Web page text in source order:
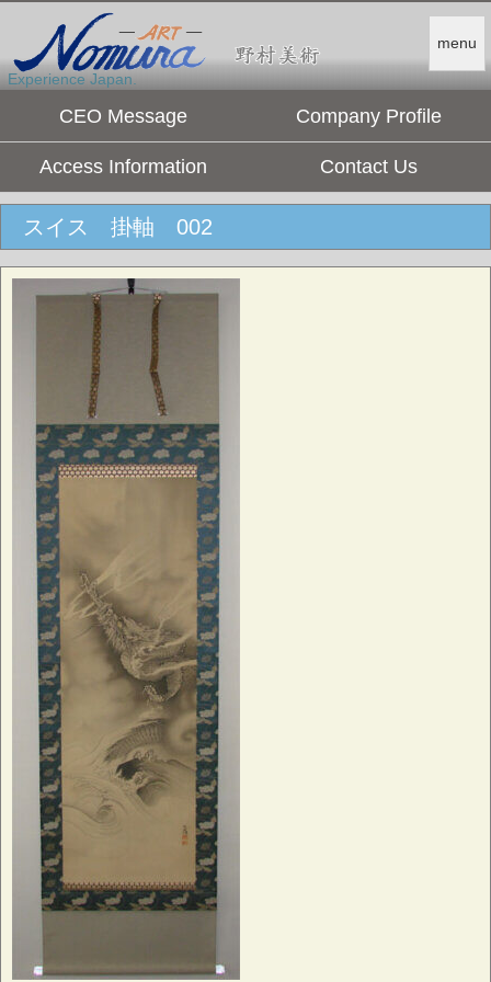
menu
Experience Japan.
CEO Message Company Profile
Access Information Contact Us
スイス 掛軸 002